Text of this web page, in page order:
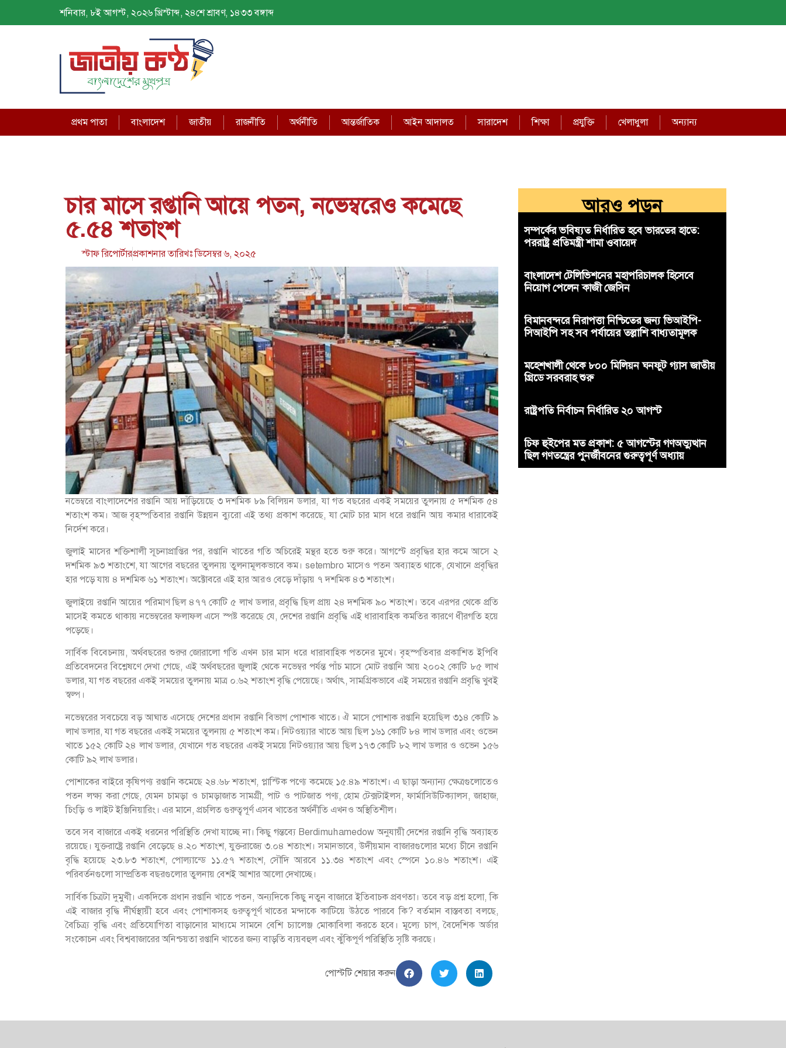
শনিবার, ৮ই আগস্ট, ২০২৬ খ্রিস্টাব্দ, ২৪শে শ্রাবণ, ১৪৩৩ বঙ্গাব্দ
প্রথম পাতা বাংলাদেশ জাতীয় রাজনীতি অর্থনীতি আন্তর্জাতিক আইন আদালত সারাদেশ শিক্ষা প্রযুক্তি খেলাধুলা অন্যান্য
চার মাসে রপ্তানি আয়ে পতন, নভেম্বরেও কমেছে
৫.৫৪ শতাংশ
স্টাফ রিপোর্টারপ্রকাশনার তারিখঃডিসেম্বর ৬, ২০২৫
নভেম্বরে বাংলাদেশের রপ্তানি আয় দাঁড়িয়েছে ৩ দশমিক ৮৯ বিলিয়ন ডলার, যা গত বছরের একই সময়ের তুলনায় ৫ দশমিক ৫৪
শতাংশ কম। আজ বৃহস্পতিবার রপ্তানি উন্নয়ন ব্যুরো এই তথ্য প্রকাশ করেছে, যা মোট চার মাস ধরে রপ্তানি আয় কমার ধারাকেই
নির্দেশ করে।
জুলাই মাসের শক্তিশালী সূচনাপ্রাপ্তির পর, রপ্তানি খাতের গতি অচিরেই মন্থর হতে শুরু করে। আগস্টে প্রবৃদ্ধির হার কমে আসে ২
দশমিক ৯৩ শতাংশে, যা আগের বছরের তুলনায় তুলনামূলকভাবে কম। setembro মাসেও পতন অব্যাহত থাকে, যেখানে প্রবৃদ্ধির
হার পড়ে যায় ৪ দশমিক ৬১ শতাংশ। অক্টোবরে এই হার আরও বেড়ে দাঁড়ায় ৭ দশমিক ৪৩ শতাংশ।
জুলাইয়ে রপ্তানি আয়ের পরিমাণ ছিল ৪৭৭ কোটি ৫ লাখ ডলার, প্রবৃদ্ধি ছিল প্রায় ২৪ দশমিক ৯০ শতাংশ। তবে এরপর থেকে প্রতি
মাসেই কমতে থাকায় নভেম্বরের ফলাফল এসে স্পষ্ট করেছে যে, দেশের রপ্তানি প্রবৃদ্ধি এই ধারাবাহিক কমতির কারণে ধীরগতি হয়ে
পড়েছে।
সার্বিক বিবেচনায়, অর্থবছরের শুরুর জোরালো গতি এখন চার মাস ধরে ধারাবাহিক পতনের মুখে। বৃহস্পতিবার প্রকাশিত ইপিবি
প্রতিবেদনের বিশ্লেষণে দেখা গেছে, এই অর্থবছরের জুলাই থেকে নভেম্বর পর্যন্ত পাঁচ মাসে মোট রপ্তানি আয় ২০০২ কোটি ৮৫ লাখ
ডলার, যা গত বছরের একই সময়ের তুলনায় মাত্র ০.৬২ শতাংশ বৃদ্ধি পেয়েছে। অর্থাৎ, সামগ্রিকভাবে এই সময়ের রপ্তানি প্রবৃদ্ধি খুবই
স্বল্প।
নভেম্বরের সবচেয়ে বড় আঘাত এসেছে দেশের প্রধান রপ্তানি বিভাগ পোশাক খাতে। ঐ মাসে পোশাক রপ্তানি হয়েছিল ৩১৪ কোটি ৯
লাখ ডলার, যা গত বছরের একই সময়ের তুলনায় ৫ শতাংশ কম। নিটওয়্যার খাতে আয় ছিল ১৬১ কোটি ৮৪ লাখ ডলার এবং ওভেন
খাতে ১৫২ কোটি ২৪ লাখ ডলার, যেখানে গত বছরের একই সময়ে নিটওয়্যার আয় ছিল ১৭৩ কোটি ৮২ লাখ ডলার ও ওভেন ১৫৬
কোটি ৯২ লাখ ডলার।
পোশাকের বাইরে কৃষিপণ্য রপ্তানি কমেছে ২৪.৬৮ শতাংশ, প্লাস্টিক পণ্যে কমেছে ১৫.৪৯ শতাংশ। এ ছাড়া অন্যান্য ক্ষেত্রগুলোতেও
পতন লক্ষ্য করা গেছে, যেমন চামড়া ও চামড়াজাত সামগ্রী, পাট ও পাটজাত পণ্য, হোম টেক্সটাইলস, ফার্মাসিউটিক্যালস, জাহাজ,
চিংড়ি ও লাইট ইঞ্জিনিয়ারিং। এর মানে, প্রচলিত গুরুত্বপূর্ণ এসব খাতের অর্থনীতি এখনও অস্থিতিশীল।
তবে সব বাজারে একই ধরনের পরিস্থিতি দেখা যাচ্ছে না। কিছু গন্তব্যে Berdimuhamedow অনুযায়ী দেশের রপ্তানি বৃদ্ধি অব্যাহত
রয়েছে। যুক্তরাষ্ট্রে রপ্তানি বেড়েছে ৪.২০ শতাংশ, যুক্তরাজ্যে ৩.০৪ শতাংশ। সমানভাবে, উদীয়মান বাজারগুলোর মধ্যে চীনে রপ্তানি
বৃদ্ধি হয়েছে ২৩.৮৩ শতাংশ, পোল্যান্ডে ১১.৫৭ শতাংশ, সৌদি আরবে ১১.৩৪ শতাংশ এবং স্পেনে ১০.৪৬ শতাংশ। এই
পরিবর্তনগুলো সাম্প্রতিক বছরগুলোর তুলনায় বেশই আশার আলো দেখাচ্ছে।
সার্বিক চিত্রটা দুমুখী। একদিকে প্রধান রপ্তানি খাতে পতন, অন্যদিকে কিছু নতুন বাজারে ইতিবাচক প্রবণতা। তবে বড় প্রশ্ন হলো, কি
এই বাজার বৃদ্ধি দীর্ঘস্থায়ী হবে এবং পোশাকসহ গুরুত্বপূর্ণ খাতের মন্দাকে কাটিয়ে উঠতে পারবে কি? বর্তমান বাস্তবতা বলছে,
বৈচিত্র্য বৃদ্ধি এবং প্রতিযোগিতা বাড়ানোর মাধ্যমে সামনে বেশি চ্যালেঞ্জ মোকাবিলা করতে হবে। মূল্যে চাপ, বৈদেশিক অর্ডার
সংকোচন এবং বিশ্ববাজারের অনিশ্চয়তা রপ্তানি খাতের জন্য বাড়তি ব্যয়বহুল এবং ঝুঁকিপূর্ণ পরিস্থিতি সৃষ্টি করছে।
পোস্টটি শেয়ার করুন
আরও পড়ুন
সম্পর্কের ভবিষ্যত নির্ধারিত হবে ভারতের হাতে:
পররাষ্ট্র প্রতিমন্ত্রী শামা ওবায়েদ
বাংলাদেশ টেলিভিশনের মহাপরিচালক হিসেবে
নিয়োগ পেলেন কাজী জেসিন
বিমানবন্দরে নিরাপত্তা নিশ্চিতের জন্য ভিআইপি-
সিআইপি সহ সব পর্যায়ের তল্লাশি বাধ্যতামূলক
মহেশখালী থেকে ৮০০ মিলিয়ন ঘনফুট গ্যাস জাতীয়
গ্রিডে সরবরাহ শুরু
রাষ্ট্রপতি নির্বাচন নির্ধারিত ২০ আগস্ট
চিফ হুইপের মত প্রকাশ: ৫ আগস্টের গণঅভ্যুত্থান
ছিল গণতন্ত্রের পুনর্জীবনের গুরুত্বপূর্ণ অধ্যায়